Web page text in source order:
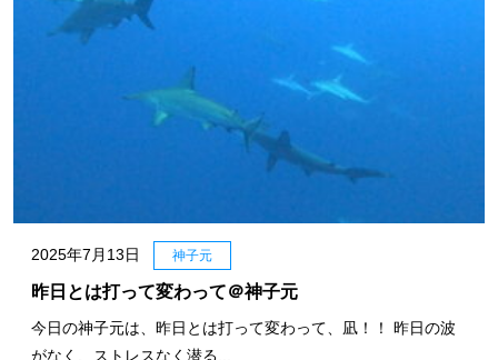
2025年7月13日 神子元
昨日とは打って変わって＠神子元
今日の神子元は、昨日とは打って変わって、凪！！ 昨日の波
がなく、ストレスなく潜る...